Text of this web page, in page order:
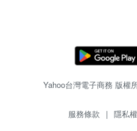
Yahoo台灣電子商務 版權
服務條款 | 隱私權